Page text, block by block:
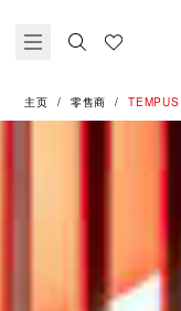
主页 零售商